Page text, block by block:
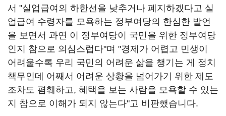
서 "실업급여의 하한선을 낮추거나 폐지하겠다고 실
업급여 수령자를 모욕하는 정부여당의 한심한 발언
을 보면서 과연 이 정부여당이 국민을 위한 정부여당
인지 참으로 의심스럽다"며 "경제가 어렵고 민생이
어려울수록 우리 국민의 어려운 삶을 챙기는 게 정치
책무인데 어째서 어려운 상황을 넘어가기 위한 제도
조차도 폄훼하고, 혜택을 보는 사람을 모욕할 수 있는
지 참으로 이해가 되지 않는다"고 비판했습니다.